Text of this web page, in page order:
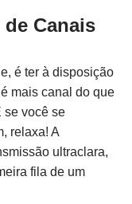
Canais
é ter à disposição
mais canal do que
se você se
relaxa! A
ultraclara,
fila de um